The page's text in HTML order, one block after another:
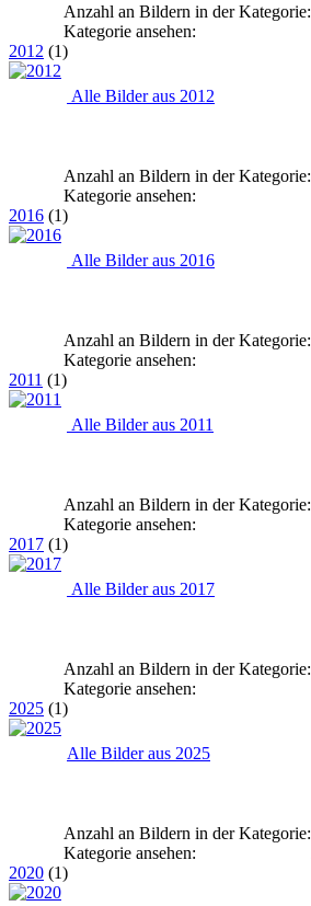
Anzahl an Bildern in der Kategorie:
Kategorie ansehen:
2012 (1)
Alle Bilder aus 2012
Anzahl an Bildern in der Kategorie:
Kategorie ansehen:
2016 (1)
Alle Bilder aus 2016
Anzahl an Bildern in der Kategorie:
Kategorie ansehen:
2011 (1)
Alle Bilder aus 2011
Anzahl an Bildern in der Kategorie:
Kategorie ansehen:
2017 (1)
Alle Bilder aus 2017
Anzahl an Bildern in der Kategorie:
Kategorie ansehen:
2025 (1)
Alle Bilder aus 2025
Anzahl an Bildern in der Kategorie:
Kategorie ansehen:
2020 (1)